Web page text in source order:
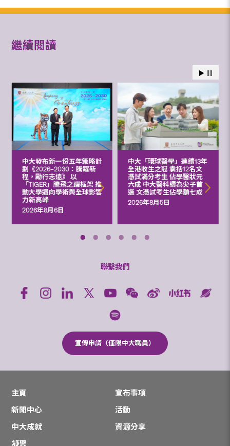
繼續閱讀
中大發布新一份五年策略計
劃《2026‒2030：騰躍新
程，勵行志遠》 以
「TIGER」騰飛之躍框架 推
動大學邁向學術與全球影響
力新高峰
2026年8月6日
中大「環球醫學」連續13年
全港收生之冠 囊括12名文
憑試滿分考生 佔學醫狀元
六成 中大醫科續為尖子首
選 文憑試考生佔學額七成
2026年8月5日
聯繫我們
宣傳申請（僅限中大職員）
主頁
宣布事項
新聞中心
活動
中大成就
資源分享
凝聚